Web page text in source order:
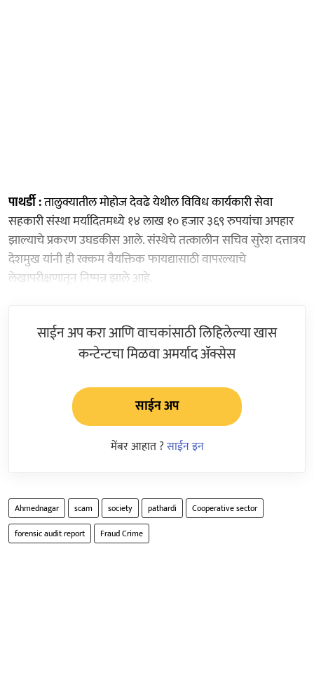
पाथर्डी :तालुक्यातील मोहोज देवढे येथील विविध कार्यकारी सेवा
सहकारी संस्था मर्यादितमध्ये १४ लाख १० हजार ३६९ रुपयांचा अपहार
झाल्याचे प्रकरण उघडकीस आले. संस्थेचे तत्कालीन सचिव सुरेश दत्तात्रय
देशमुख यांनी ही रक्कम वैयक्तिक फायद्यासाठी वापरल्याचे
लेखापरीक्षणातून निष्पन्न झाले आहे.
साईन अप करा आणि वाचकांसाठी लिहिलेल्या खास
कन्टेन्टचा मिळवा अमर्याद ॲक्सेस
साईन अप
मेंबर आहात ?साईन इन
Ahmednagar scam society pathardi
Cooperative sector
forensic audit report
Fraud Crime